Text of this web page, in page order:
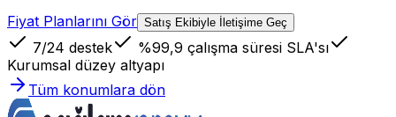
Fiyat Planlarını Gör Satış Ekibiyle İletişime Geç
7/24 destek
%99,9 çalışma süresi SLA'sı
Kurumsal düzey altyapı
Tüm konumlara dön